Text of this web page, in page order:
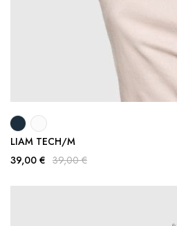
LIAM TECH/M
39,00 € 39,00 €